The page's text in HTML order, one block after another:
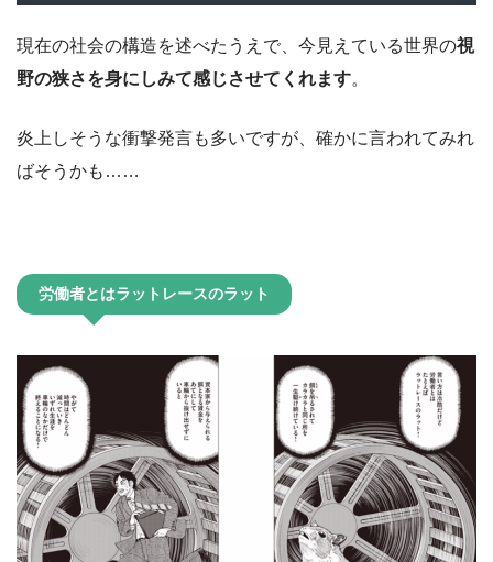
現在の社会の構造を述べたうえで、今見えている世界の視
野の狭さを身にしみて感じさせてくれます。
炎上しそうな衝撃発言も多いですが、確かに言われてみれ
ばそうかも……
労働者とはラットレースのラット